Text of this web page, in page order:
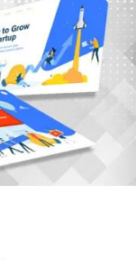
দলের যুদ্ধ
পারে, দেশের
থেকে ভারী
চট্টগ্রাম,